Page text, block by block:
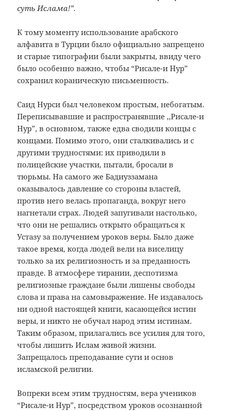
суть Ислама!”.
К тому моменту использование арабского
алфавита в Турции было официально запрещено
и старые типографии были закрыты, ввиду чего
было особенно важно, чтобы “Рисале-и Нур”
сохранил кораническую письменность.
Саид Нурси был человеком простым, небогатым.
Переписывавшие и распространявшие ,,Рисале-и
Нур”, в основном, также едва сводили концы с
концами. Помимо этого, они сталкивались и с
другими трудностями: их приводили в
полицейские участки, пытали, бросали в
тюрьмы. На самого же Бадиуззамана
оказывалось давление со стороны властей,
против него велась пропаганда, вокруг него
нагнетали страх. Людей запугивали настолько,
что они не решались открыто обращаться к
Устазу за получением уроков веры. Было даже
такое время, когда людей вели на виселицу
только за их религиозность и за преданность
правде. В атмосфере тирании, деспотизма
религиозные граждане были лишены свободы
слова и права на самовыражение. Не издавалось
ни одной настоящей книги, касающейся истин
веры, и никто не обучал народ этим истинам.
Таким образом, прилагались все усилия для того,
чтобы лишить Ислам живой жизни.
Запрещалось преподавание сути и основ
исламской религии.
Вопреки всем этим трудностям, вера учеников
“Рисале-и Нур”, посредством уроков осознанной